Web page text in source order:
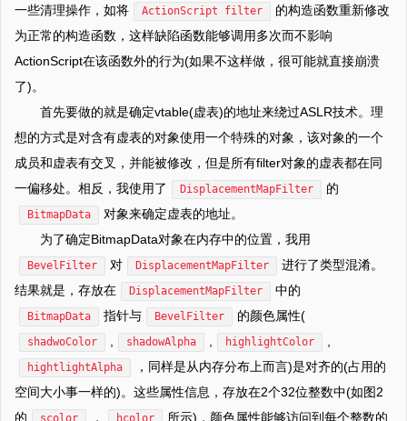
一些清理操作，如将
ActionScript filter
的构造函数重新修改
为正常的构造函数，这样缺陷函数能够调用多次而不影响
ActionScript在该函数外的行为(如果不这样做，很可能就直接崩溃
了)。
首先要做的就是确定vtable(虚表)的地址来绕过ASLR技术。理
想的方式是对含有虚表的对象使用一个特殊的对象，该对象的一个
成员和虚表有交叉，并能被修改，但是所有filter对象的虚表都在同
一偏移处。相反，我使用了
DisplacementMapFilter 的
BitmapData
对象来确定虚表的地址。
为了确定BitmapData对象在内存中的位置，我用
BevelFilter 对 DisplacementMapFilter
进行了类型混淆。
结果就是，存放在
DisplacementMapFilter 中的
BitmapData 指针与 BevelFilter 的颜色属性(
shadwoColor shadowAlpha highlightColor
hightlightAlpha
，同样是从内存分布上而言)是对齐的(占用的
空间大小事一样的)。这些属性信息，存放在2个32位整数中(如图2
的
scolor ， hcolor 所示)，颜色属性能够访问到每个整数的